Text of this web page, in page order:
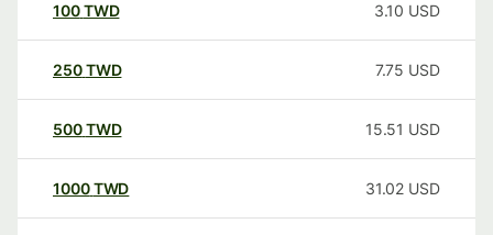
100TWD 3.10 USD
250TWD 7.75 USD
500TWD 15.51 USD
1000TWD 31.02 USD